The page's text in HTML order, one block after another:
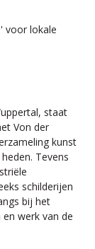
voor lokale
staat
Von der
kunst
Tevens
schilderijen
bij het
werk van de